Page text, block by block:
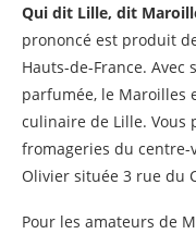
Qui dit Lille, dit
prononcé est produit
Hauts-de-France.
parfumée, le Maroilles
culinaire de Lille. Vous
fromageries du
Olivier située 3 rue du
Pour les amateurs de